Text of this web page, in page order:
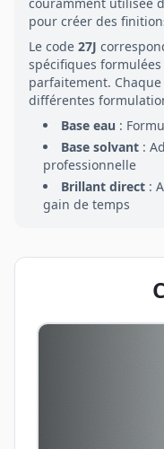
pour créer des
Le code 27J
spécifiques
parfaitement.
différentes
Base eau :
Base solvant :
professionnelle
Brillant direct :
gain de temps